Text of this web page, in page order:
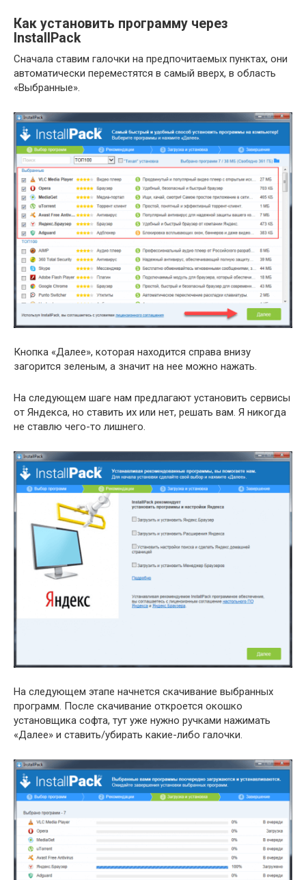
Как установить программу через
InstallPack
Сначала ставим галочки на предпочитаемых пунктах, они
автоматически переместятся в самый вверх, в область
«Выбранные».
Кнопка «Далее», которая находится справа внизу
загорится зеленым, а значит на нее можно нажать.
На следующем шаге нам предлагают установить сервисы
от Яндекса, но ставить их или нет, решать вам. Я никогда
не ставлю чего-то лишнего.
На следующем этапе начнется скачивание выбранных
программ. После скачивание откроется окошко
установщика софта, тут уже нужно ручками нажимать
«Далее» и ставить/убирать какие-либо галочки.